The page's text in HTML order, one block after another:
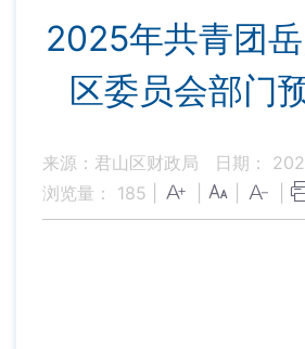
2025年共青团
区委员会部门
来源：君山区财政局
日期：
浏览量： 185